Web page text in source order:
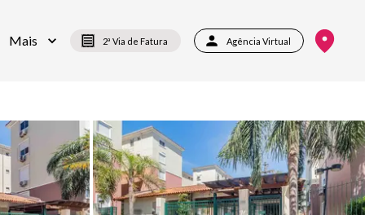
Mais 2ª Via de Fatura Agência Virtual